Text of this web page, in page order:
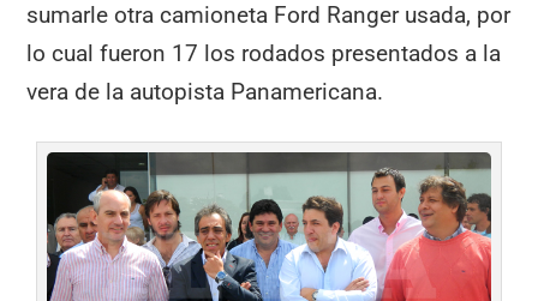
sumarle otra camioneta Ford Ranger usada, por
lo cual fueron 17 los rodados presentados a la
vera de la autopista Panamericana.